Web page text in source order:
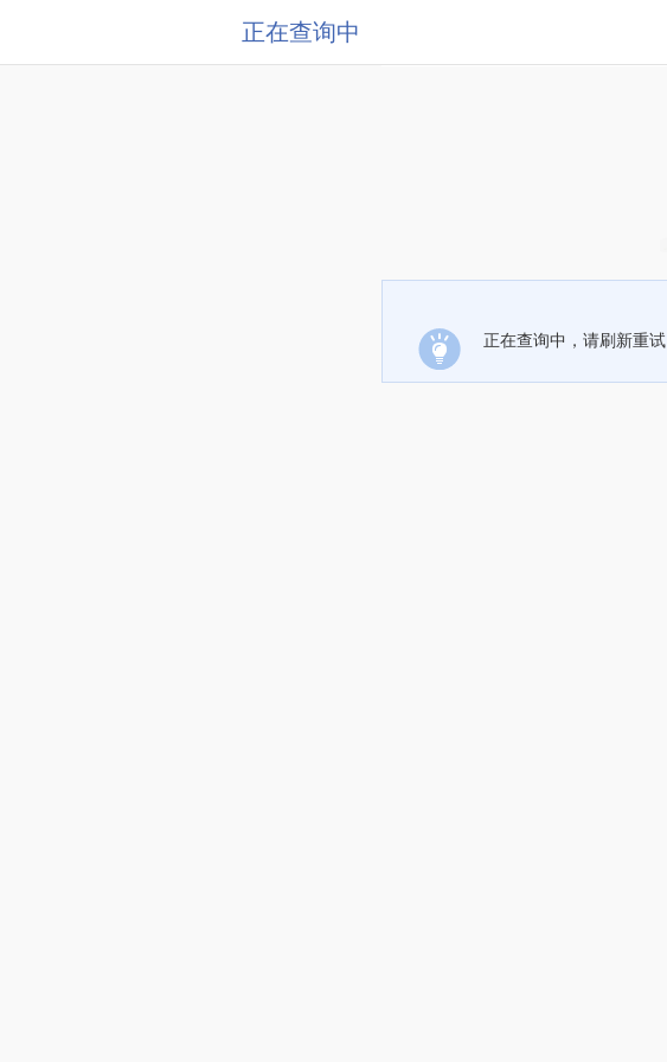
正在查询中
正在查询中，请刷新重试